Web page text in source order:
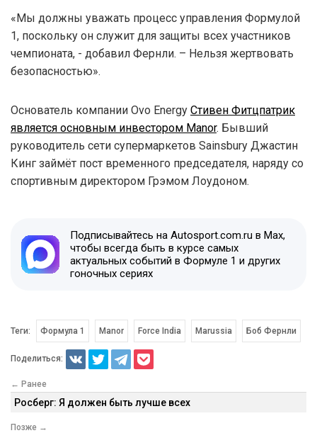
«Мы должны уважать процесс управления Формулой
1, поскольку он служит для защиты всех участников
чемпионата, - добавил Фернли. – Нельзя жертвовать
безопасностью».
Основатель компании Ovo Energy Стивен Фитцпатрик
является основным инвестором Manor. Бывший
руководитель сети супермаркетов Sainsbury Джастин
Кинг займёт пост временного председателя, наряду со
спортивным директором Грэмом Лоудоном.
Подписывайтесь на Autosport.com.ru в Max,
чтобы всегда быть в курсе самых
актуальных событий в Формуле 1 и других
гоночных сериях
Теги: Формула 1 Manor Force India Marussia Боб Фернли
Поделиться:
← Ранее
Росберг: Я должен быть лучше всех
Позже →